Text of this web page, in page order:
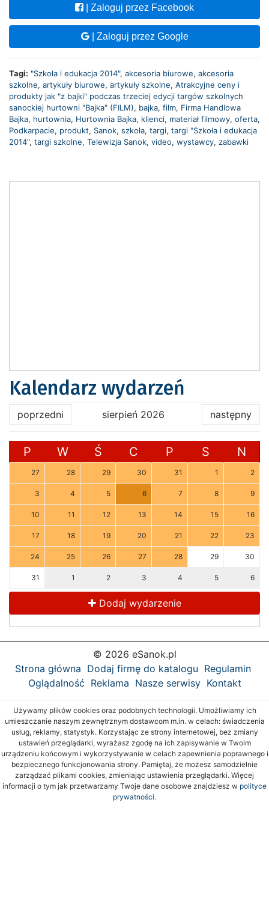
| Zaloguj przez Facebook
| Zaloguj przez Google
Tagi: "Szkoła i edukacja 2014", akcesoria biurowe, akcesoria
szkolne, artykuły biurowe, artykuły szkolne, Atrakcyjne ceny i
produkty jak "z bajki" podczas trzeciej edycji targów szkolnych
sanockiej hurtowni "Bajka" (FILM), bajka, film, Firma Handlowa
Bajka, hurtownia, Hurtownia Bajka, klienci, materiał filmowy, oferta,
Podkarpacie, produkt, Sanok, szkoła, targi, targi "Szkoła i edukacja
2014", targi szkolne, Telewizja Sanok, video, wystawcy, zabawki
Kalendarz wydarzeń
poprzedni sierpień 2026 następny
P W Ś C P S N
27 28 29 30 31 1 2
3 4 5 6 7 8 9
10 11 12 13 14 15 16
17 18 19 20 21 22 23
24 25 26 27 28 29 30
31 1 2 3 4 5 6
Dodaj wydarzenie
© 2026 eSanok.pl
Strona główna Dodaj firmę do katalogu Regulamin
Oglądalność Reklama Nasze serwisy Kontakt
Używamy plików cookies oraz podobnych technologii. Umożliwiamy ich
umieszczanie naszym zewnętrznym dostawcom m.in. w celach: świadczenia
usług, reklamy, statystyk. Korzystając ze strony internetowej, bez zmiany
ustawień przeglądarki, wyrażasz zgodę na ich zapisywanie w Twoim
urządzeniu końcowym i wykorzystywanie w celach zapewnienia poprawnego i
bezpiecznego funkcjonowania strony. Pamiętaj, że możesz samodzielnie
zarządzać plikami cookies, zmieniając ustawienia przeglądarki. Więcej
informacji o tym jak przetwarzamy Twoje dane osobowe znajdziesz w polityce
prywatności.